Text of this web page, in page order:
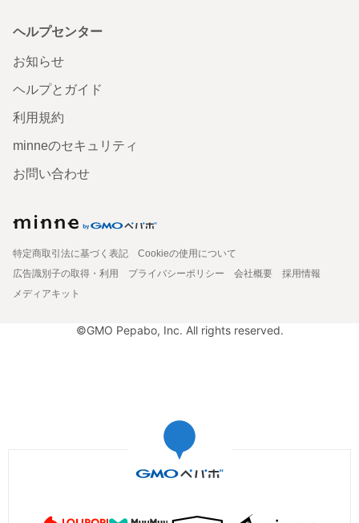
ヘルプセンター
お知らせ
ヘルプとガイド
利用規約
minneのセキュリティ
お問い合わせ
特定商取引法に基づく表記
Cookieの使用について
広告識別子の取得・利用
プライバシーポリシー 会社概要
採用情報
メディアキット
©GMO Pepabo, Inc. All rights reserved.